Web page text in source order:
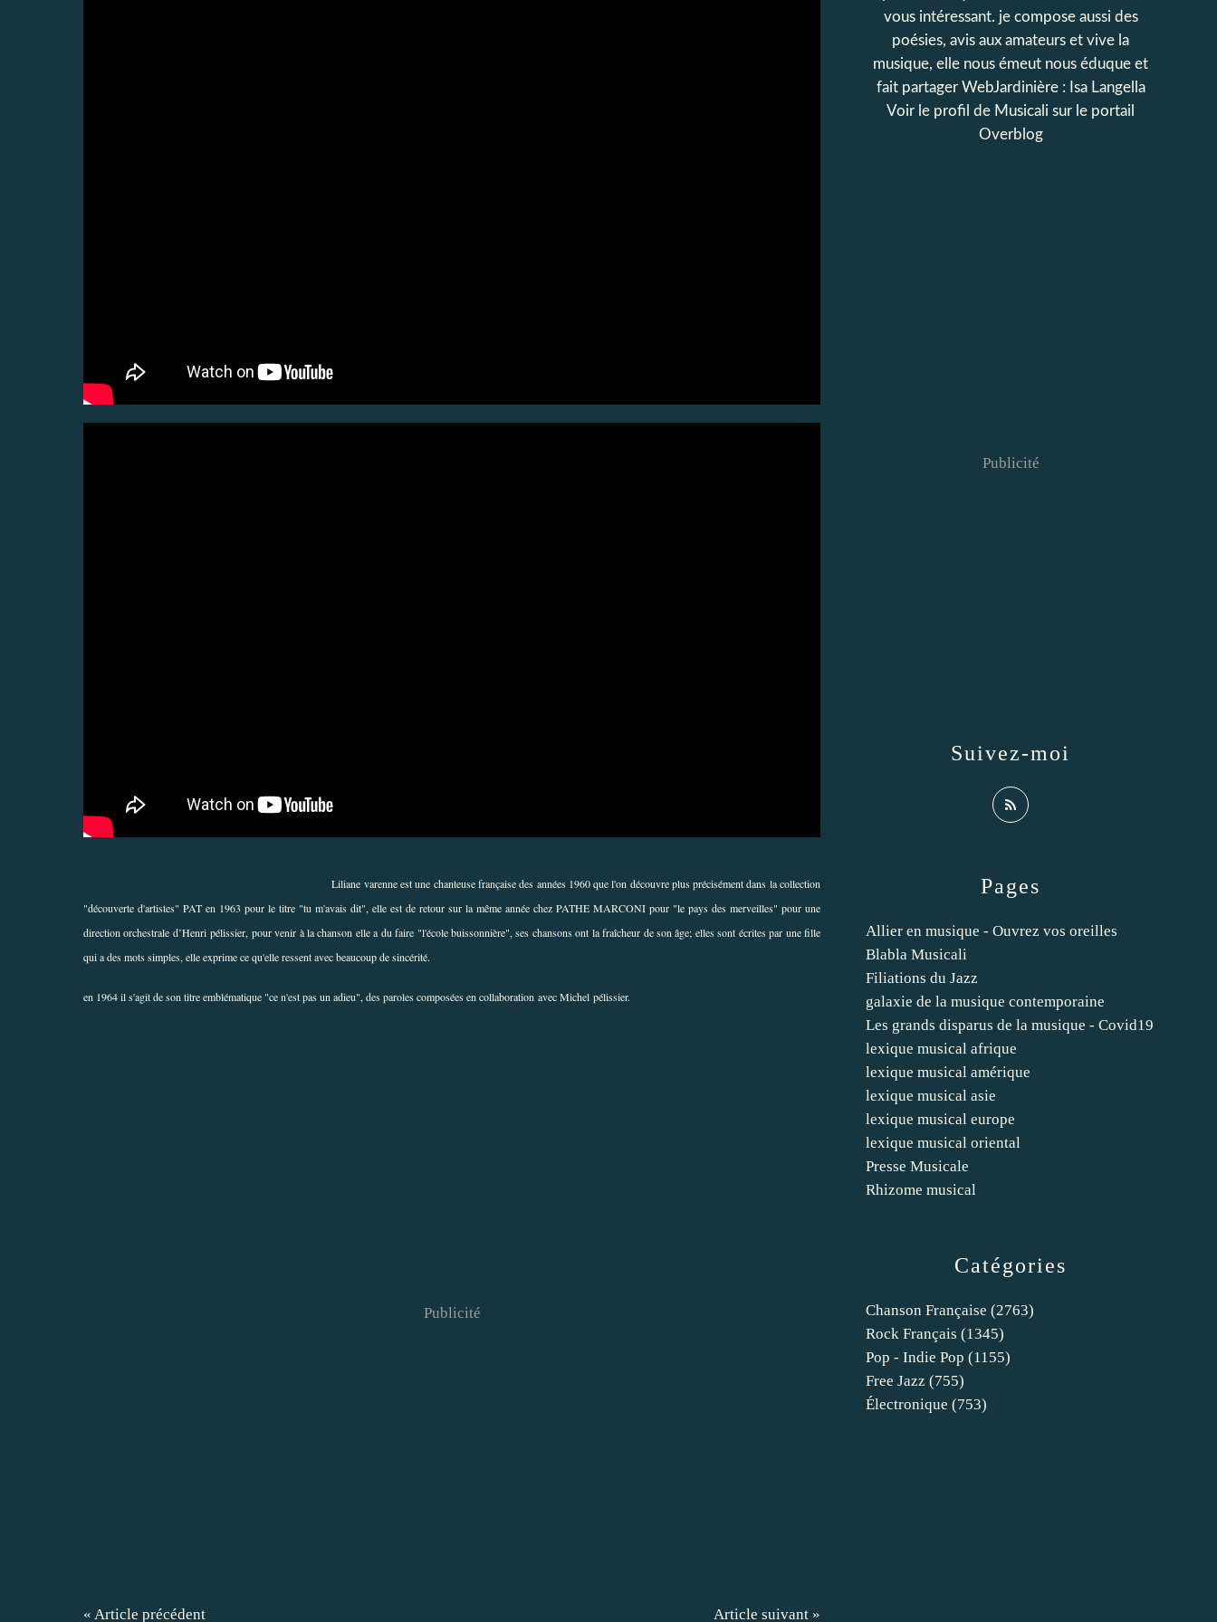
Liliane varenne est une chanteuse française des années 1960 que l'on découvre plus précisément dans la collection
"découverte d'artistes" PAT en 1963 pour le titre "tu m'avais dit", elle est de retour sur la même année chez PATHE MARCONI pour "le pays des merveilles" pour une
direction orchestrale d’Henri pélissier, pour venir à la chanson elle a du faire "l'école buissonnière", ses chansons ont la fraîcheur de son âge; elles sont écrites par une fille
qui a des mots simples, elle exprime ce qu'elle ressent avec beaucoup de sincérité.
en 1964 il s'agit de son titre emblématique "ce n'est pas un adieu", des paroles composées en collaboration avec Michel pélissier.
Publicité
« Article précédent Article suivant »
Catégories
Chanson Française (2763)
Rock Français (1345)
Pop - Indie Pop (1155)
Free Jazz (755)
Électronique (753)
Pages
Allier en musique - Ouvrez vos oreilles
Blabla Musicali
Filiations du Jazz
galaxie de la musique contemporaine
Les grands disparus de la musique - Covid19
lexique musical afrique
lexique musical amérique
lexique musical asie
lexique musical europe
lexique musical oriental
Presse Musicale
Rhizome musical
vous intéressant. je compose aussi des
poésies, avis aux amateurs et vive la
musique, elle nous émeut nous éduque et
fait partager WebJardinière : Isa Langella
Voir le profil de Musicali sur le portail
Overblog
Suivez-moi
Publicité